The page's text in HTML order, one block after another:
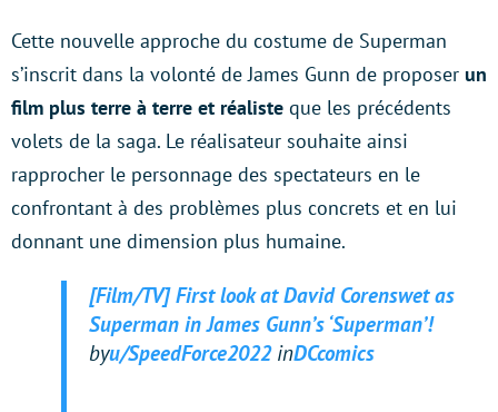
Cette nouvelle approche du costume de Superman
s’inscrit dans la volonté de James Gunn de proposer un
film plus terre à terre et réaliste que les précédents
volets de la saga. Le réalisateur souhaite ainsi
rapprocher le personnage des spectateurs en le
confrontant à des problèmes plus concrets et en lui
donnant une dimension plus humaine.
[Film/TV] First look at David Corenswet as
Superman in James Gunn’s ‘Superman’!
byu/SpeedForce2022inDCcomics